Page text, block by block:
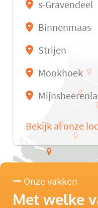
s-Gravendeel
Binnenmaas
Strijen
Mookhoek
Bekijk al onze
Onze vakken
Met welke